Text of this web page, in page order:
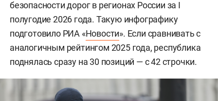
безопасности дорог в регионах России за I
полугодие 2026 года. Такую инфографику
подготовило РИА «Новости». Если сравнивать с
аналогичным рейтингом 2025 года, республика
поднялась сразу на 30 позиций — с 42 строчки.